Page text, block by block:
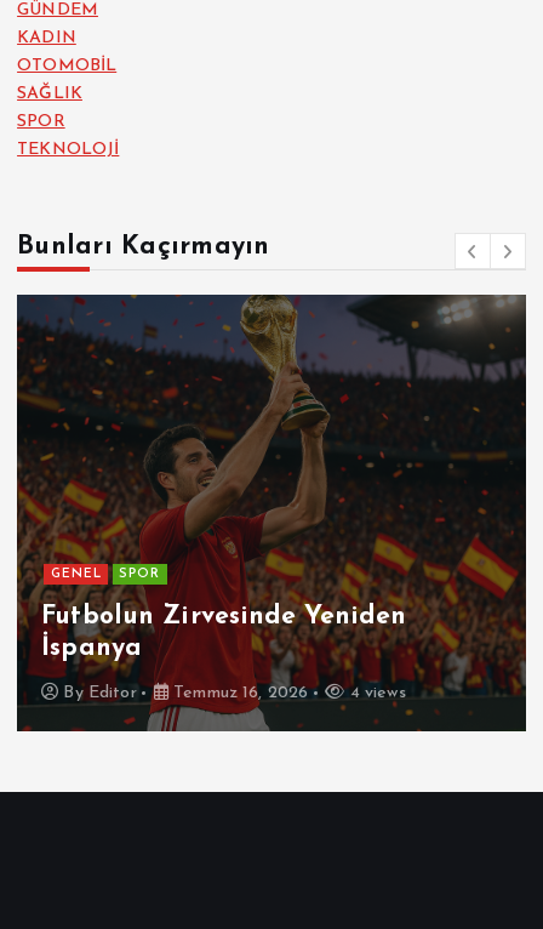
GÜNDEM
KADIN
OTOMOBİL
SAĞLIK
SPOR
TEKNOLOJİ
Bunları Kaçırmayın
GENEL
Patetik Nedir ?
ByEditor Temmuz 7, 2026 7 views